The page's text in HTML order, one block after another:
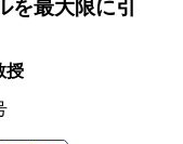
を最大限に引
授